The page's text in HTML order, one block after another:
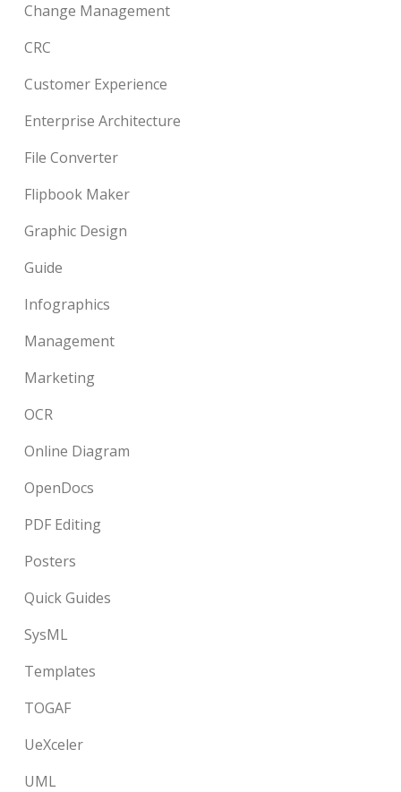
Change Management
CRC
Customer Experience
Enterprise Architecture
File Converter
Flipbook Maker
Graphic Design
Guide
Infographics
Management
Marketing
OCR
Online Diagram
OpenDocs
PDF Editing
Posters
Quick Guides
SysML
Templates
TOGAF
UeXceler
UML